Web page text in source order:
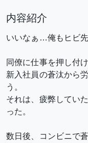
内容紹介
いいなぁ…俺もヒビ
同僚に仕事を押し付
新入社員の蒼汰から
う。
それは、疲弊してい
った。
数日後、コンビニで